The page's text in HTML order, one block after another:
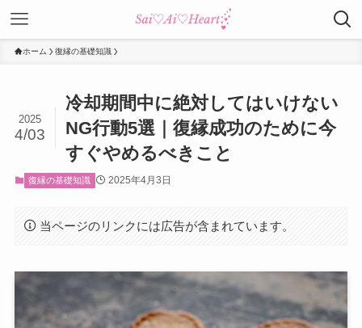
ホーム 復縁の基礎知識
冷却期間中に絶対してはいけない
NG行動5選｜復縁成功のために今
すぐやめるべきこと
2025
4/03
復縁の基礎知識 2025年4月3日
当ページのリンクには広告が含まれています。